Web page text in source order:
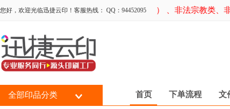
您好，欢迎光临迅捷云印！客服热线： QQ：94452095
、国家明令禁止类、领导人宣传产品类） 、非法宗教类、
全部印品分类 首页 下单流程 文